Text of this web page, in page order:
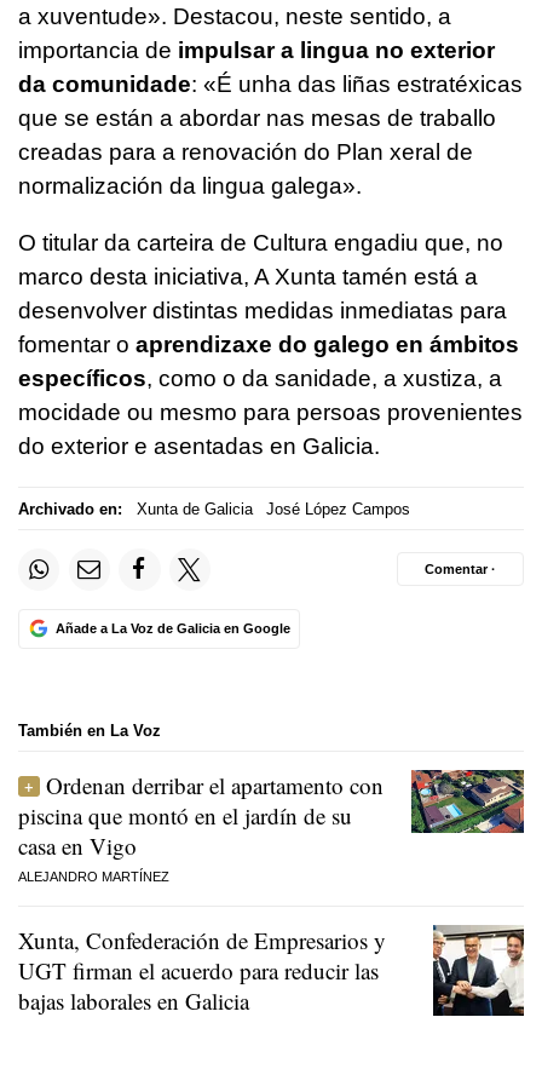
a xuventude». Destacou, neste sentido, a
importancia de impulsar a lingua no exterior
da comunidade: «É unha das liñas estratéxicas
que se están a abordar nas mesas de traballo
creadas para a renovación do Plan xeral de
normalización da lingua galega».
O titular da carteira de Cultura engadiu que, no
marco desta iniciativa, A Xunta tamén está a
desenvolver distintas medidas inmediatas para
fomentar o aprendizaxe do galego en ámbitos
específicos, como o da sanidade, a xustiza, a
mocidade ou mesmo para persoas provenientes
do exterior e asentadas en Galicia.
Archivado en: Xunta de Galicia José López Campos
Añade a La Voz de Galicia en Google
Comentar ·
También en La Voz
Ordenan derribar el apartamento con
piscina que montó en el jardín de su
casa en Vigo
ALEJANDRO MARTÍNEZ
Xunta, Confederación de Empresarios y
UGT firman el acuerdo para reducir las
bajas laborales en Galicia